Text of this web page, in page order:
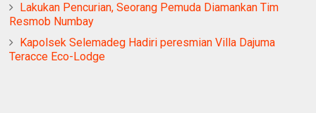
Lakukan Pencurian, Seorang Pemuda Diamankan Tim
Resmob Numbay
Kapolsek Selemadeg Hadiri peresmian Villa Dajuma
Teracce Eco-Lodge